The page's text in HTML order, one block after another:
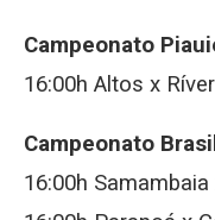
Campeonato
16:00h Altos x Ríver
Campeonato
16:00h Samambaia